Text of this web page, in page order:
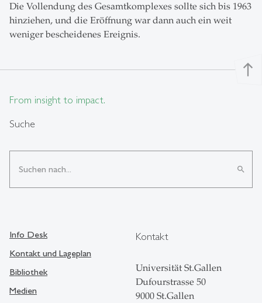
Die Vollendung des Gesamtkomplexes sollte sich bis 1963
hinziehen, und die Eröffnung war dann auch ein weit
weniger bescheidenes Ereignis.
north
From insight to impact.
Suche
search
Info Desk
Kontakt und Lageplan
Bibliothek
Medien
Kontakt
Universität St.Gallen
Dufourstrasse 50
9000 St.Gallen